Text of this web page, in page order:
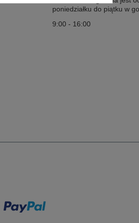
poniedziałku do piątku w
9:00 - 16:00